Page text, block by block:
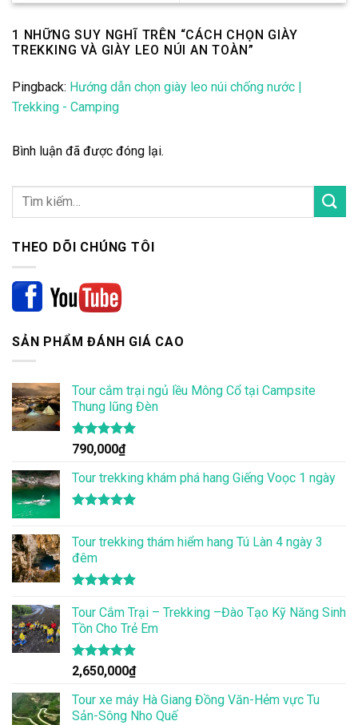
1 NHỮNG SUY NGHĨ TRÊN “CÁCH CHỌN GIÀY
TREKKING VÀ GIÀY LEO NÚI AN TOÀN”
Pingback: Hướng dẫn chọn giày leo núi chống nước |
Trekking - Camping
Bình luận đã được đóng lại.
THEO DÕI CHÚNG TÔI
SẢN PHẨM ĐÁNH GIÁ CAO
Tour cắm trại ngủ lều Mông Cổ tại Campsite
Thung lũng Đèn
Được xếp
hạng
5.00
5 sao
790,000₫
Tour trekking khám phá hang Giếng Voọc 1 ngày
5 sao
Tour trekking thám hiểm hang Tú Làn 4 ngày 3
đêm
hạng4.86
5 sao
Tour Cắm Trại – Trekking –Đào Tạo Kỹ Năng Sinh
Tồn Cho Trẻ Em
Được xếp
hạng 4.86
5 sao
2,650,000₫
Tour xe máy Hà Giang Đồng Văn-Hẻm vực Tu
Sản-Sông Nho Quế